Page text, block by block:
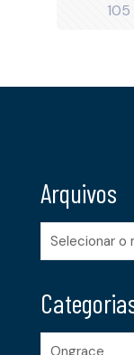
105
Arquivos
Arquivos
Categorias